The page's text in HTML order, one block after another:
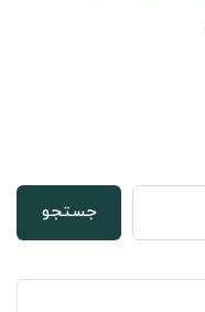
جستجو